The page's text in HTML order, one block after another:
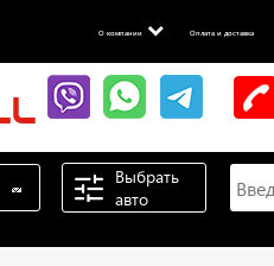
О компании Оплата и доставка
Выбрать
авто